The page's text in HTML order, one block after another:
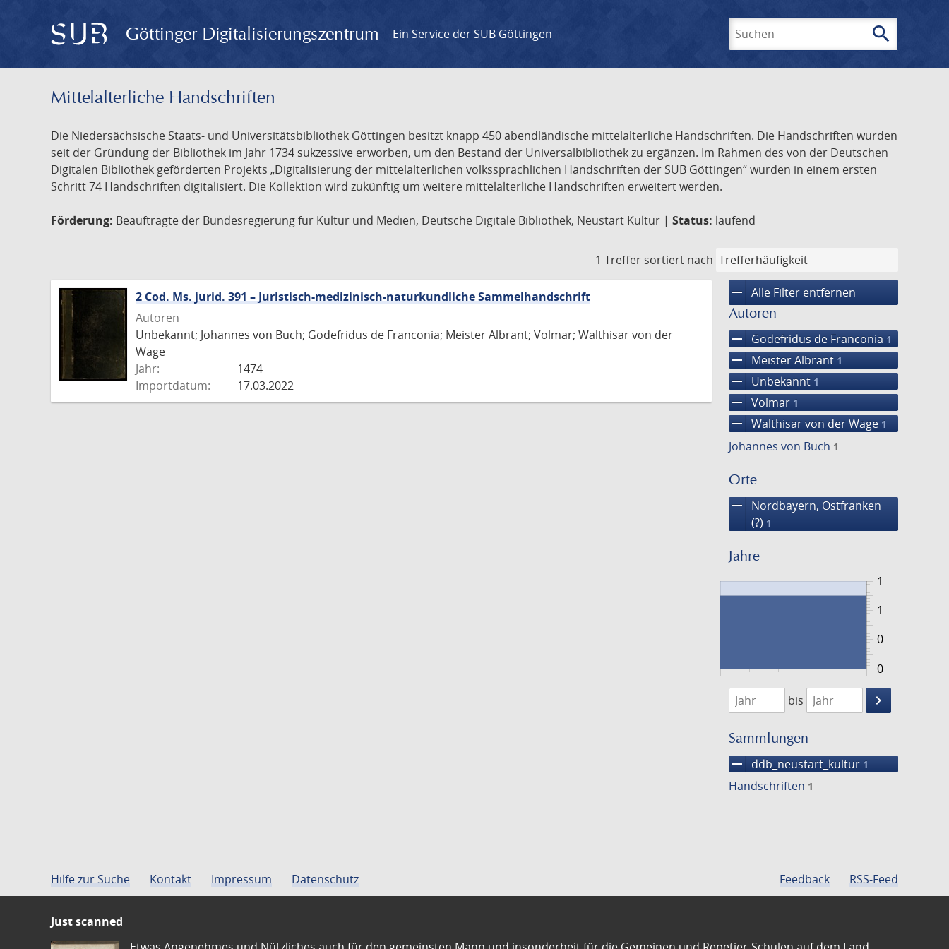
Göttinger Digitalisierungszentrum Ein Service der SUB Göttingen search
Mittelalterliche Handschriften
Die Niedersächsische Staats- und Universitätsbibliothek Göttingen besitzt knapp 450 abendländische mittelalterliche Handschriften. Die Handschriften wurden
seit der Gründung der Bibliothek im Jahr 1734 sukzessive erworben, um den Bestand der Universalbibliothek zu ergänzen. Im Rahmen des von der Deutschen
Digitalen Bibliothek geförderten Projekts „Digitalisierung der mittelalterlichen volkssprachlichen Handschriften der SUB Göttingen“ wurden in einem ersten
Schritt 74 Handschriften digitalisiert. Die Kollektion wird zukünftig um weitere mittelalterliche Handschriften erweitert werden.
Förderung: Beauftragte der Bundesregierung für Kultur und Medien, Deutsche Digitale Bibliothek, Neustart Kultur | Status: laufend
1 Treffer sortiert nach
remove Alle Filter entfernen
Autoren
remove Godefridus de Franconia 1
remove Meister Albrant 1
remove Unbekannt 1
remove Volmar 1
remove Walthisar von der Wage 1
Johannes von Buch 1
Orte
remove
Nordbayern, Ostfranken
(?) 1
Jahre
0
1
0
1
1474
1475
bis
keyboard_arrow_right
Suche
Sammlungen
remove ddb_neustart_kultur 1
Handschriften 1
2 Cod. Ms. jurid. 391 – Juristisch-medizinisch-naturkundliche Sammelhandschrift
Autoren
Unbekannt; Johannes von Buch; Godefridus de Franconia; Meister Albrant; Volmar; Walthisar von der
Wage
Jahr:
1474
Importdatum:
17.03.2022
Hilfe zur Suche Kontakt Impressum Datenschutz Feedback RSS-Feed
Just scanned